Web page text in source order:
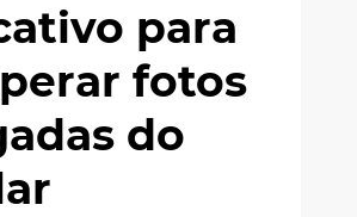
para
fotos
do